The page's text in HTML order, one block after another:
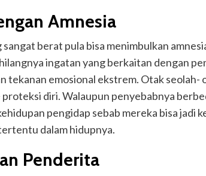
Amnesia
berat pula bisa menimbulkan
ingatan yang berkaitan dengan
emosional ekstrem. Otak seolah-
diri. Walaupun penyebabnya
pengidap sebab mereka bisa jadi
dalam hidupnya.
Penderita